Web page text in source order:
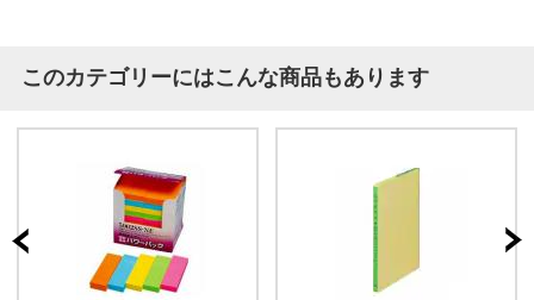
このカテゴリーにはこんな商品もあります